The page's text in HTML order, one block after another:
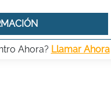
Ahora? Llamar Ahora